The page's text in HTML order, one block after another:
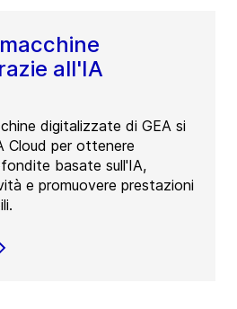
all'IA
digitalizzate di GEA si
Cloud per ottenere
basate sull'IA,
e promuovere prestazioni